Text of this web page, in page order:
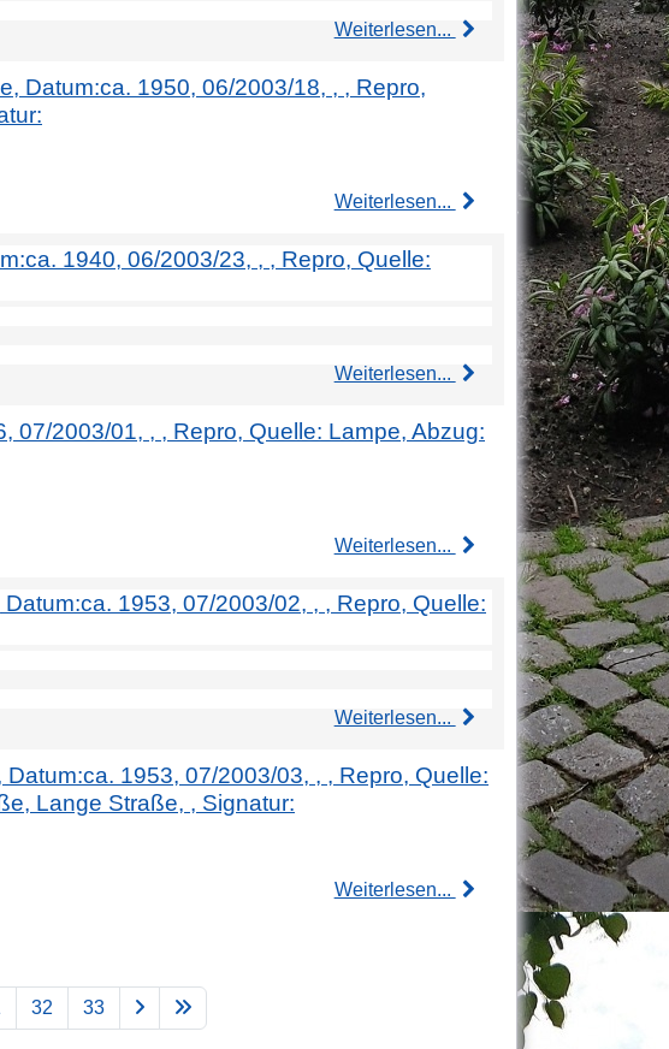
Weiterlesen...
Datum:ca. 1950, 06/2003/18, , , Repro,
Weiterlesen...
1940, 06/2003/23, , , Repro, Quelle:
Weiterlesen...
07/2003/01, , , Repro, Quelle: Lampe, Abzug:
Weiterlesen...
1953, 07/2003/02, , , Repro, Quelle:
Weiterlesen...
1953, 07/2003/03, , , Repro, Quelle:
Lange Straße, , Signatur:
Weiterlesen...
32 33